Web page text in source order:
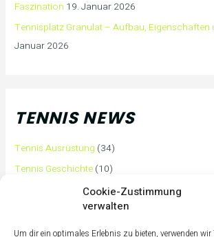
Cookie-Zustimmung
verwalten
Um dir ein optimales Erlebnis zu bieten, verwenden wir
Faszination 19. Januar 2026
Tennisplatz Granulat – Aufbau, Eigenschaften
Januar 2026
TENNIS NEWS
Tennis Ausrüstung (34)
Tennis Geschichte (10)
Tennis Tipps und Tricks(63)
(3)
Tennis Training für Anfänger(36)